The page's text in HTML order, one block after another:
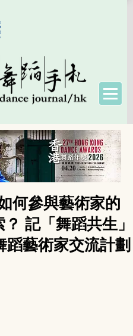
何參與藝術家的
記「舞蹈共生」
藝術家交流計劃